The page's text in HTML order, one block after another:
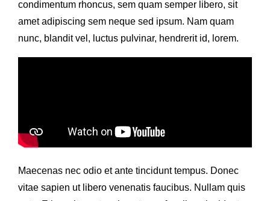
condimentum rhoncus, sem quam semper libero, sit
amet adipiscing sem neque sed ipsum. Nam quam
nunc, blandit vel, luctus pulvinar, hendrerit id, lorem.
Maecenas nec odio et ante tincidunt tempus. Donec
vitae sapien ut libero venenatis faucibus. Nullam quis